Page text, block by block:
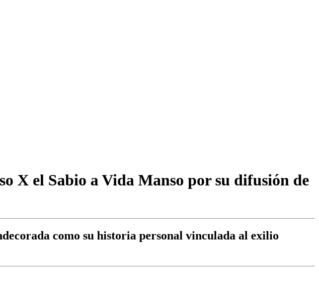
X el Sabio a Vida Manso por su difusión de
como su historia personal vinculada al exilio